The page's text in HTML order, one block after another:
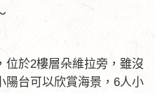
位於2樓層朵維拉旁，雖沒
陽台可以欣賞海景，6人小